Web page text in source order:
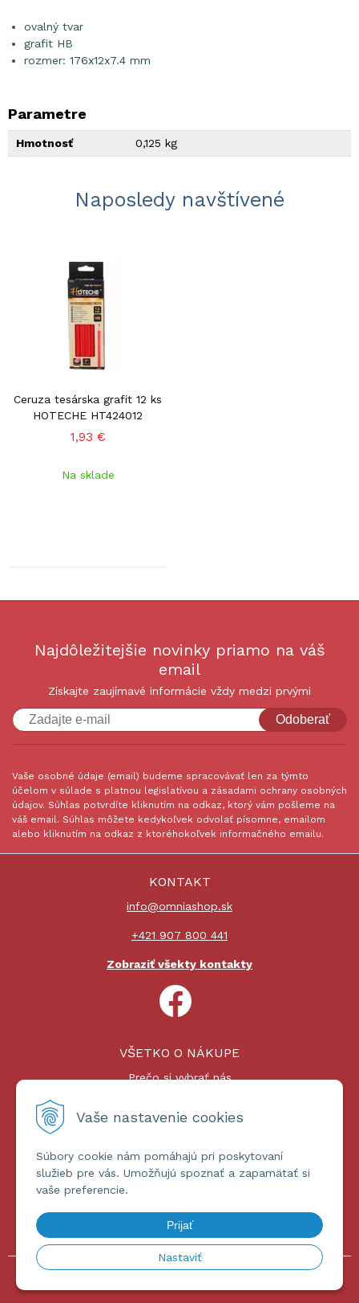
Vaše nastavenie cookies
Súbory cookie nám pomáhajú pri poskytovaní
služieb pre vás. Umožňujú spoznať a zapamätať si
vaše preferencie.
Prijať
Nastaviť
Parametre
Hmotnosť 0,125 kg
ovalný tvar
grafit HB
rozmer: 176x12x7.4 mm
Naposledy navštívené
Ceruza tesárska grafit 12 ks
HOTECHE HT424012
1,93 €
Na sklade
Najdôležitejšie novinky priamo na váš
email
Získajte zaujímavé informácie vždy medzi prvými
Odoberať
Vaše osobné údaje (email) budeme spracovávať len za týmto
účelom v súlade s platnou legislatívou a zásadami ochrany osobných
údajov. Súhlas potvrdíte kliknutím na odkaz, ktorý vám pošleme na
váš email. Súhlas môžete kedykoľvek odvolať písomne, emailom
alebo kliknutím na odkaz z ktoréhokoľvek informačného emailu.
KONTAKT
info@omniashop.sk
+421 907 800 441
Zobraziť všekty kontakty
VŠETKO O NÁKUPE
Prečo si vybrať nás
Platby a doprava
ĎALŠIE INFORMÁCIE
Obchodné podmienky
Ochrana osobných údajov
© 2026 omniashop.sk •tvorba eshopu cez UNIobchod,webhosting